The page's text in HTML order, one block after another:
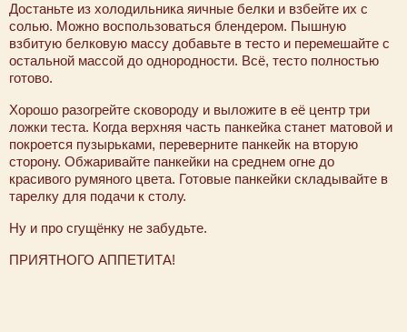
Достаньте из холодильника яичные белки и взбейте их с
солью. Можно воспользоваться блендером. Пышную
взбитую белковую массу добавьте в тесто и перемешайте с
остальной массой до однородности. Всё, тесто полностью
готово.
Хорошо разогрейте сковороду и выложите в её центр три
ложки теста. Когда верхняя часть панкейка станет матовой и
покроется пузырьками, переверните панкейк на вторую
сторону. Обжаривайте панкейки на среднем огне до
красивого румяного цвета. Готовые панкейки складывайте в
тарелку для подачи к столу.
Ну и про сгущёнку не забудьте.
ПРИЯТНОГО АППЕТИТА!